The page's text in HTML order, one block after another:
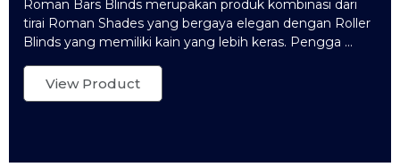
Roman Bars Blinds merupakan produk kombinasi dari
tirai Roman Shades yang bergaya elegan dengan Roller
Blinds yang memiliki kain yang lebih keras. Pengga ...
View Product